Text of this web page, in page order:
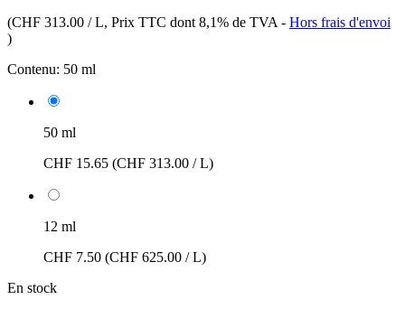
(CHF 313.00 / L, Prix TTC dont 8,1% de TVA - Hors frais d'envoi
)
Contenu: 50 ml
50 ml
CHF 15.65 (CHF 313.00 / L)
12 ml
CHF 7.50 (CHF 625.00 / L)
En stock